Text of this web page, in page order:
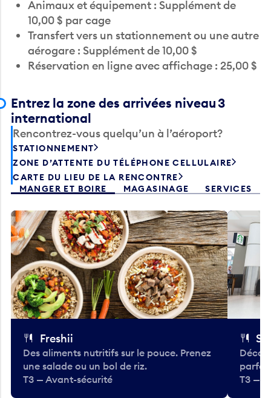
10,00 $ par cage
Transfert vers un stationnement ou une autre
aérogare : Supplément de 10,00 $
Réservation en ligne avec affichage : 25,00 $
international
Rencontrez-vous quelqu’un à l’aéroport?
STATIONNEMENT
ZONE D’ATTENTE DU TÉLÉPHONE CELLULAIRE
CARTE DU LIEU DE LA RENCONTRE
MANGER ET BOIRE
MAGASINAGE
Des aliments nutritifs sur le pouce. Prenez
une salade ou un bol de riz.
T3 — Avant-sécurité
T3 —